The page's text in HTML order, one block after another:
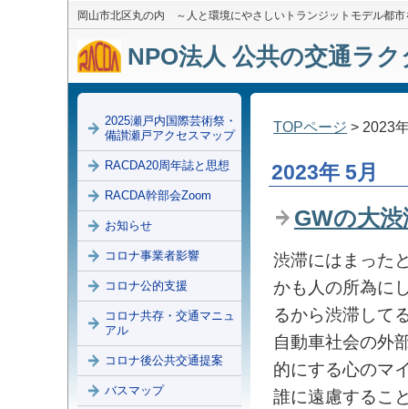
岡山市北区丸の内 ～人と環境にやさしいトランジットモデル都市
NPO法人 公共の交通ラ
TOPページ > 2023
2023年 5月
GWの大
渋滞にはまった
かも人の所為に
るから渋滞して
自動車社会の外
的にする心のマ
誰に遠慮するこ
2025瀬戸内国際芸術祭・
備讃瀬戸アクセスマップ
RACDA20周年誌と思想
RACDA幹部会Zoom
お知らせ
コロナ事業者影響
コロナ公的支援
コロナ共存・交通マニュ
アル
コロナ後公共交通提案
バスマップ